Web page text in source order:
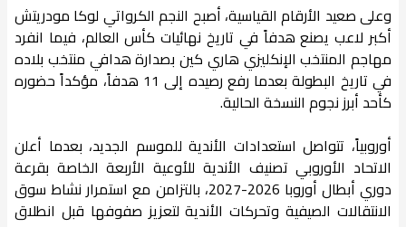
وعلى صعيد الأرقام القياسية، أصبح النجم الكرواتي لوكا مودريتش
أكبر لاعب يصنع هدفاً في تاريخ نهائيات كأس العالم، فيما انفرد
مهاجم المنتخب الإنكليزي هاري كين بصدارة هدافي منتخب بلاده
في تاريخ البطولة بعدما رفع رصيده إلى 11 هدفاً، مؤكداً حضوره
كأحد أبرز نجوم النسخة الحالية.
أوروبياً، تتواصل استعدادات الأندية للموسم الجديد، بعدما أعلن
الاتحاد الأوروبي تصنيف الأندية للأوعية الأربعة الخاصة بقرعة
دوري أبطال أوروبا 2026-2027، بالتزامن مع استمرار نشاط سوق
الانتقالات الصيفية وتحركات الأندية لتعزيز صفوفها قبل انطلاق